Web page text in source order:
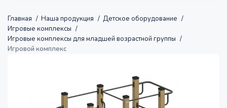
Главная Наша продукция
Детское оборудование
Игровые комплексы
Игровые комплексы для младшей возрастной группы
Игровой комплекс